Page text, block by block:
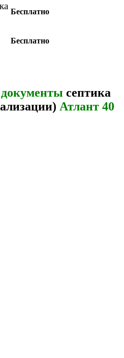
Бесплатно
Бесплатно
септика
Атлант 40